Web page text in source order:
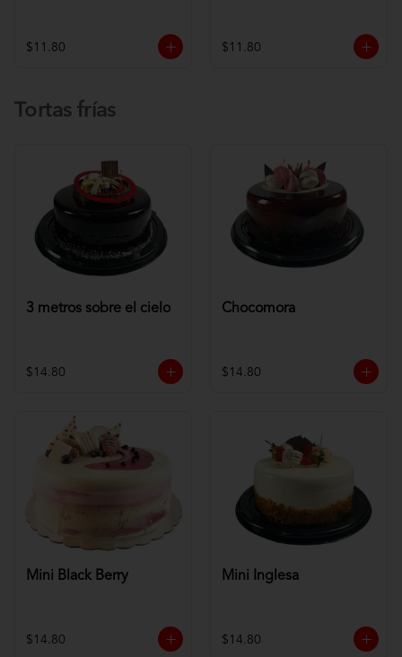
$11.80 $11.80
Tortas frías
3 metros sobre el cielo
$14.80
Chocomora
$14.80
Mini Black Berry
$14.80
Mini Inglesa
$14.80